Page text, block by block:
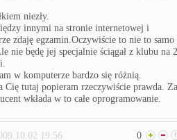
niezły.
innymi na stronie internetowej i
zdaję egzamin.Oczywiście to nie to samo
nie będę jej specjalnie ściągał z klubu na 2
w komputerze bardzo się różnią.
Cię tutaj popieram rzeczywiście prawda. Za
wkłada w to całe oprogramowanie.
19:56 0